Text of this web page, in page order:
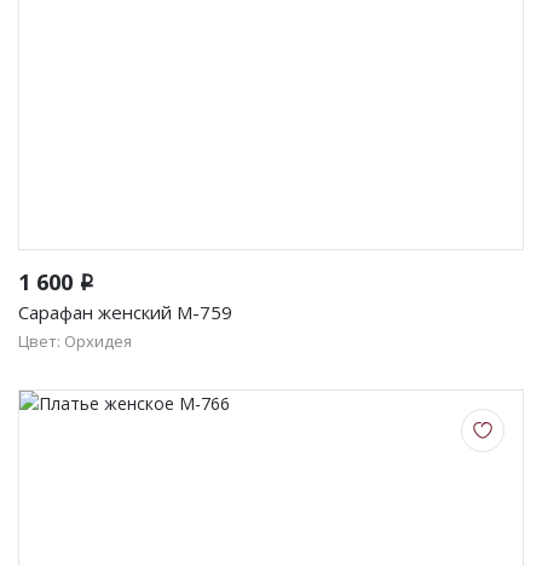
1 600 i
Сарафан женский М-759
Цвет: Орхидея